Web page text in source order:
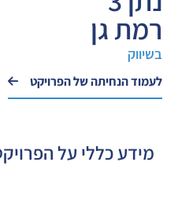
רמת גן
בשיווק
לעמוד הנחיתה של הפרויקט
מידע כללי על